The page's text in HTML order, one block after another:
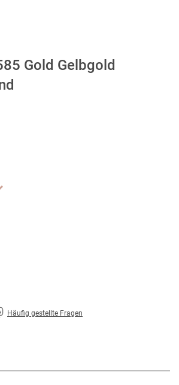
Gold Gelbgold
Häufig gestellte Fragen